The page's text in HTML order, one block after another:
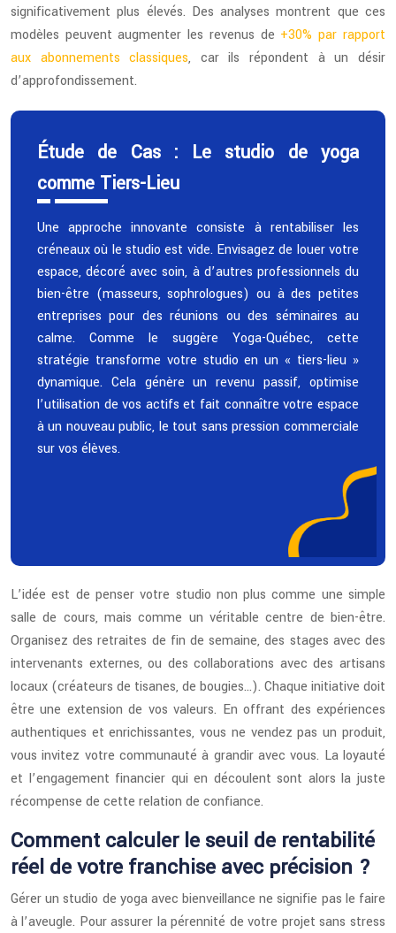
significativement plus élevés. Des analyses montrent que ces
modèles peuvent augmenter les revenus de +30% par rapport
aux abonnements classiques, car ils répondent à un désir
d’approfondissement.
Étude de Cas : Le studio de yoga
comme Tiers-Lieu
Une approche innovante consiste à rentabiliser les
créneaux où le studio est vide. Envisagez de louer votre
espace, décoré avec soin, à d’autres professionnels du
bien-être (masseurs, sophrologues) ou à des petites
entreprises pour des réunions ou des séminaires au
calme. Comme le suggère Yoga-Québec, cette
stratégie transforme votre studio en un « tiers-lieu »
dynamique. Cela génère un revenu passif, optimise
l’utilisation de vos actifs et fait connaître votre espace
à un nouveau public, le tout sans pression commerciale
sur vos élèves.
L’idée est de penser votre studio non plus comme une simple
salle de cours, mais comme un véritable centre de bien-être.
Organisez des retraites de fin de semaine, des stages avec des
intervenants externes, ou des collaborations avec des artisans
locaux (créateurs de tisanes, de bougies…). Chaque initiative doit
être une extension de vos valeurs. En offrant des expériences
authentiques et enrichissantes, vous ne vendez pas un produit,
vous invitez votre communauté à grandir avec vous. La loyauté
et l’engagement financier qui en découlent sont alors la juste
récompense de cette relation de confiance.
Comment calculer le seuil de rentabilité
réel de votre franchise avec précision ?
Gérer un studio de yoga avec bienveillance ne signifie pas le faire
à l’aveugle. Pour assurer la pérennité de votre projet sans stress